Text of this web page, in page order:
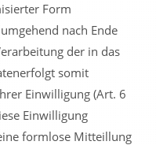
Form
nach Ende
der in das
somit
Einwilligung (Art. 6
Einwilligung
formlose Mitteillung